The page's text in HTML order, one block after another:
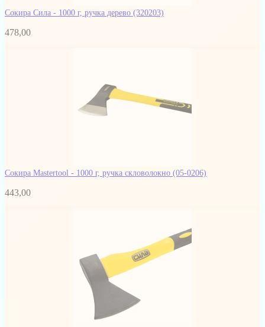
Сокира Сила - 1000 г, ручка дерево (320203)
478,00
Сокира Mastertool - 1000 г, ручка скловолокно (05-0206)
443,00